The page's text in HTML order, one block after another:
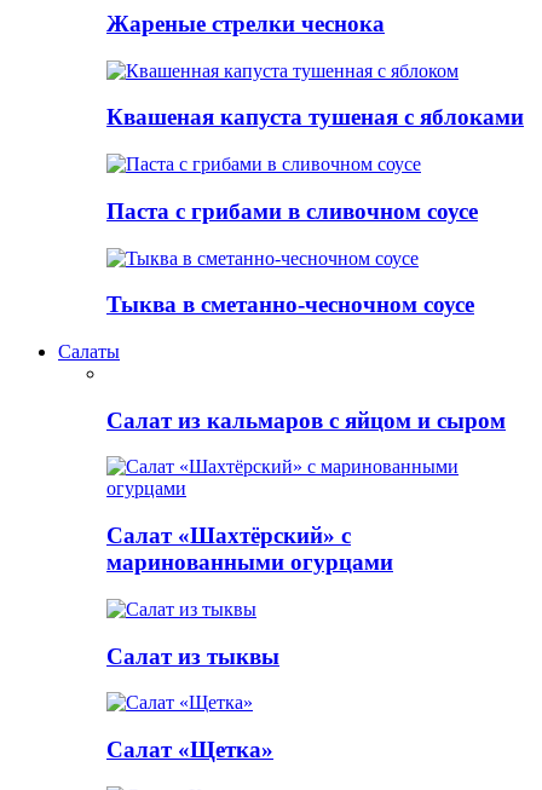
Жареные стрелки чеснока
Квашеная капуста тушеная с яблоками
Паста с грибами в сливочном соусе
Тыква в сметанно-чесночном соусе
Салаты
Салат из кальмаров с яйцом и сыром
Салат «Шахтёрский» с
маринованными огурцами
Салат из тыквы
Салат «Щетка»